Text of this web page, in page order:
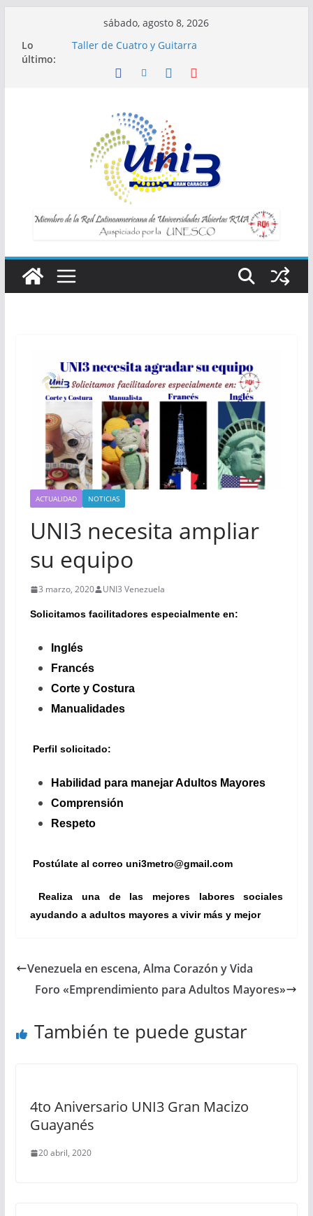
contenido
sábado, agosto 8, 2026
Lo
último:
Taller de Cuatro y Guitarra
Inscripciones para Talleres UNI3
bienestar
ACTUALIDAD NOTICIAS
UNI3 necesita ampliar
su equipo
3 marzo, 2020 UNI3 Venezuela
Solicitamos facilitadores especialmente en:
Inglés
Francés
Corte y Costura
Manualidades
Perfil solicitado:
Habilidad para manejar Adultos Mayores
Comprensión
Respeto
Postúlate al correo uni3metro@gmail.com
Realiza una de las mejores labores sociales
ayudando a adultos mayores a vivir más y mejor
Venezuela en escena, Alma Corazón y Vida
Foro «Emprendimiento para Adultos Mayores»
También te puede gustar
4to Aniversario UNI3 Gran Macizo
Guayanés
20 abril, 2020